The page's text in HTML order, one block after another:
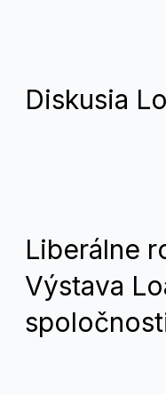
Diskusia
Liberálne
Výstava